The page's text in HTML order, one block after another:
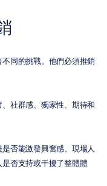
同的挑戰。他們必須推銷
社群感、獨家性、期待和
否能激發興奮感、現場人
否支持或干擾了整體體